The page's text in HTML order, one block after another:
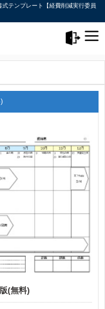
テンプレート【経費削減実行委員
(無料)